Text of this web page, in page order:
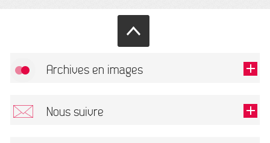
Archives en images
Nous suivre